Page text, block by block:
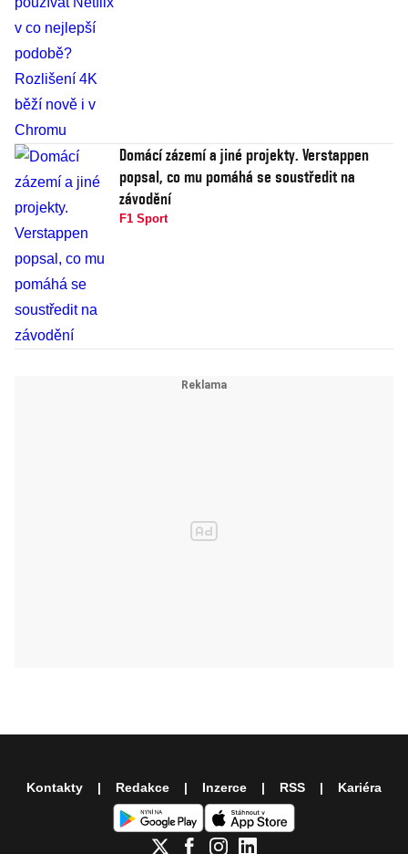
Domácí zázemí a jiné projekty. Verstappen
popsal, co mu pomáhá se soustředit na
závodění
F1 Sport
Kontakty Redakce Inzerce RSS Kariéra